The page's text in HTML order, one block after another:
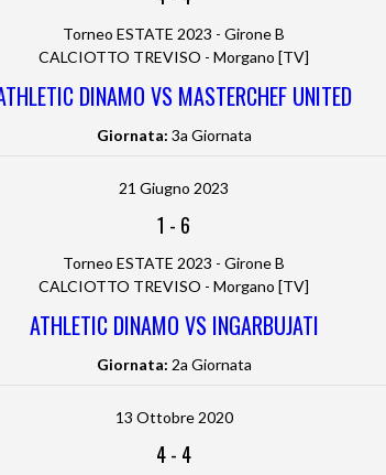
Torneo ESTATE 2023 - Girone B
CALCIOTTO TREVISO - Morgano [TV]
DINAMO VS MASTERCHEF UNITED
Giornata: 3a Giornata
21 Giugno 2023
1 - 6
Torneo ESTATE 2023 - Girone B
CALCIOTTO TREVISO - Morgano [TV]
ATHLETIC DINAMO VS INGARBUJATI
Giornata: 2a Giornata
13 Ottobre 2020
4- 4